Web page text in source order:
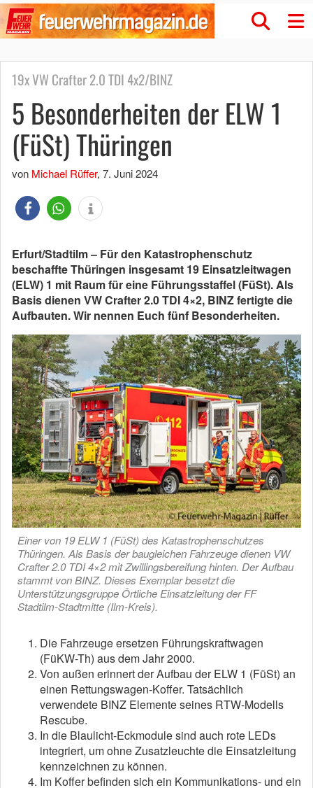
19x VW Crafter 2.0 TDI 4x2/BINZ
5 Besonderheiten der ELW 1
(FüSt) Thüringen
von Michael Rüffer, 7. Juni 2024
Erfurt/Stadtilm – Für den Katastrophenschutz
beschaffte Thüringen insgesamt 19 Einsatzleitwagen
(ELW) 1 mit Raum für eine Führungsstaffel (FüSt). Als
Basis dienen VW Crafter 2.0 TDI 4×2, BINZ fertigte die
Aufbauten. Wir nennen Euch fünf Besonderheiten.
Einer von 19 ELW 1 (FüSt) des Katastrophenschutzes
Thüringen. Als Basis der baugleichen Fahrzeuge dienen VW
Crafter 2.0 TDI 4×2 mit Zwillingsbereifung hinten. Der Aufbau
stammt von BINZ. Dieses Exemplar besetzt die
Unterstützungsgruppe Örtliche Einsatzleitung der FF
Stadtilm-Stadtmitte (Ilm-Kreis).
Die Fahrzeuge ersetzen Führungskraftwagen
(FüKW-Th) aus dem Jahr 2000.
Von außen erinnert der Aufbau der ELW 1 (FüSt) an
einen Rettungswagen-Koffer. Tatsächlich
verwendete BINZ Elemente seines RTW-Modells
Rescube.
In die Blaulicht-Eckmodule sind auch rote LEDs
integriert, um ohne Zusatzleuchte die Einsatzleitung
kennzeichnen zu können.
Im Koffer befinden sich ein Kommunikations- und ein